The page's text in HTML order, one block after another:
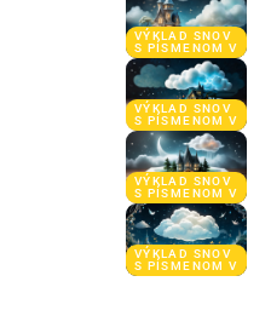
VÝKLAD SNOV
S PÍSMENOM V
VÝKLAD SNOV
S PÍSMENOM V
VÝKLAD SNOV
S PÍSMENOM V
VÝKLAD SNOV
S PÍSMENOM V